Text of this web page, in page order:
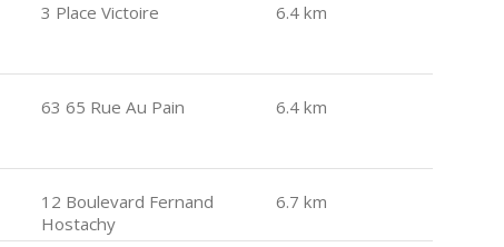
3 Place Victoire 6.4 km
63 65 Rue Au Pain 6.4 km
12 Boulevard Fernand
Hostachy
6.7 km